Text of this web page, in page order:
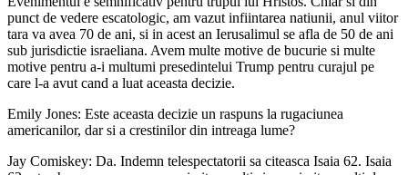
punct de vedere escatologic, am vazut infiintarea natiunii, anul viitor
tara va avea 70 de ani, si in acest an Ierusalimul se afla de 50 de ani
sub jurisdictie israeliana. Avem multe motive de bucurie si multe
motive pentru a-i multumi presedintelui Trump pentru curajul pe
care l-a avut cand a luat aceasta decizie.
Emily Jones: Este aceasta decizie un raspuns la rugaciunea
americanilor, dar si a crestinilor din intreaga lume?
Jay Comiskey: Da. Indemn telespectatorii sa citeasca Isaia 62. Isaia